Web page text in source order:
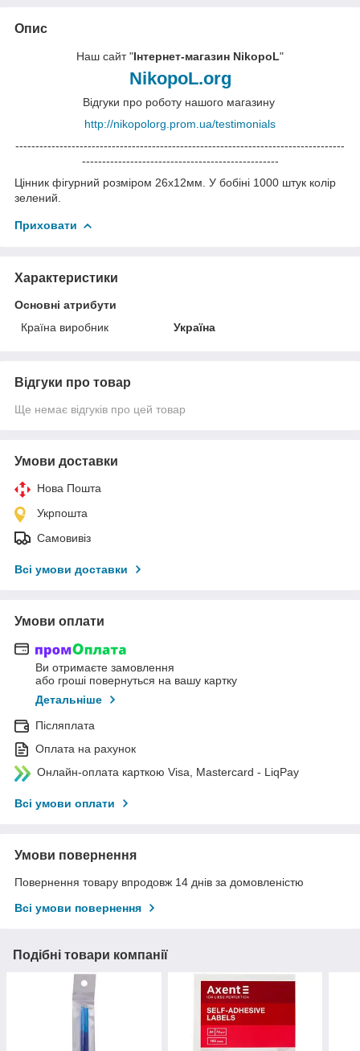
Опис
Наш сайт "Інтернет-магазин NikopoL"
NikopoL.org
Відгуки про роботу нашого магазину
http://nikopolorg.prom.ua/testimonials
----------------------------------------------------------------------------------
-------------------------------------------------
Цінник фігурний розміром 26х12мм. У бобіні 1000 штук колір
зелений.
Приховати
Характеристики
Основні атрибути
Країна виробник
Україна
Відгуки про товар
Ще немає відгуків про цей товар
Умови доставки
Нова Пошта
Укрпошта
Самовивіз
Всі умови доставки
Умови оплати
Ви отримаєте замовлення
або гроші повернуться на вашу картку
Детальніше
Післяплата
Оплата на рахунок
Онлайн-оплата карткою Visa, Mastercard - LiqPay
Всі умови оплати
Умови повернення
Повернення товару впродовж 14 днів за домовленістю
Всі умови повернення
Подібні товари компанії